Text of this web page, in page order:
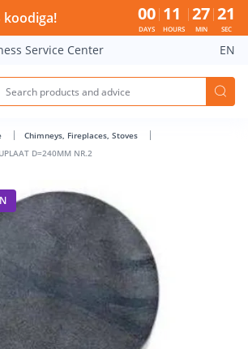
NR.2 - Bauhof has loaded
koodiga! 00
DAYS
11
HOURS
27
MIN
21
SEC
Service Center EN
Chimneys, Fireplaces, Stoves
D=240MM NR.2